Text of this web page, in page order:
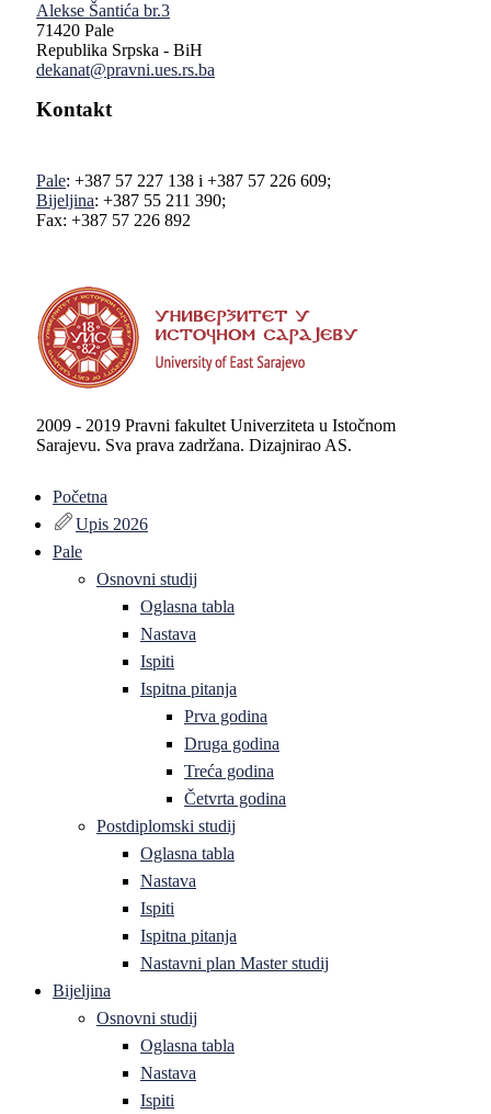
Alekse Šantića br.3
71420 Pale
Republika Srpska - BiH
dekanat@pravni.ues.rs.ba
Kontakt
Pale: +387 57 227 138 i +387 57 226 609;
Bijeljina: +387 55 211 390;
Fax: +387 57 226 892
2009 - 2019 Pravni fakultet Univerziteta u Istočnom
Sarajevu. Sva prava zadržana. Dizajnirao AS.
Početna
Upis 2026
Pale
Osnovni studij
Oglasna tabla
Nastava
Ispiti
Ispitna pitanja
Prva godina
Druga godina
Treća godina
Četvrta godina
Postdiplomski studij
Oglasna tabla
Nastava
Ispiti
Ispitna pitanja
Nastavni plan Master studij
Bijeljina
Osnovni studij
Oglasna tabla
Nastava
Ispiti